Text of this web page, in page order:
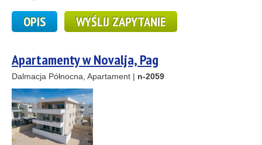
OPIS WYŚLIJ ZAPYTANIE
Apartamenty w Novalja, Pag
Dalmacja Północna, Apartament | n-2059